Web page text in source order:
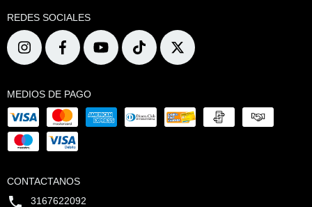
REDES SOCIALES
MEDIOS DE PAGO
CONTACTANOS
3167622092